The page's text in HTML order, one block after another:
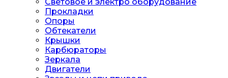
Прокладки
Опоры
Обтекатели
Крышки
Карбюраторы
Зеркала
Двигатели